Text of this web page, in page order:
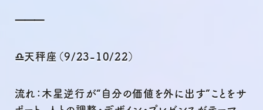
⸻
♎天秤座（9/23-10/22）
流れ：木星逆行が“自分の価値を外に出す”ことをサ